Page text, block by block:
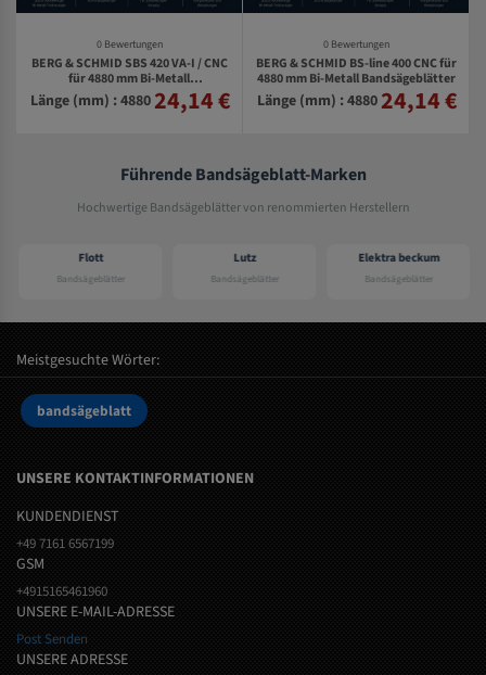
0 Bewertungen
BERG & SCHMID SBS 420 VA-I / CNC
für 4880 mm Bi-Metall
Bandsägeblätter
Länge (mm) : 4880 24,14 €
0 Bewertungen
BERG & SCHMID BS-line 400 CNC für
4880 mm Bi-Metall Bandsägeblätter
Länge (mm) : 4880 24,14 €
Führende Bandsägeblatt-Marken
Hochwertige Bandsägeblätter von renommierten Herstellern
Flott
Bandsägeblätter
Lutz
Bandsägeblätter
Elektra beckum
Bandsägeblätter
Meistgesuchte Wörter:
bandsägeblatt
UNSERE KONTAKTINFORMATIONEN
KUNDENDIENST
+49 7161 6567199
GSM
+4915165461960
UNSERE E-MAIL-ADRESSE
Post Senden
UNSERE ADRESSE